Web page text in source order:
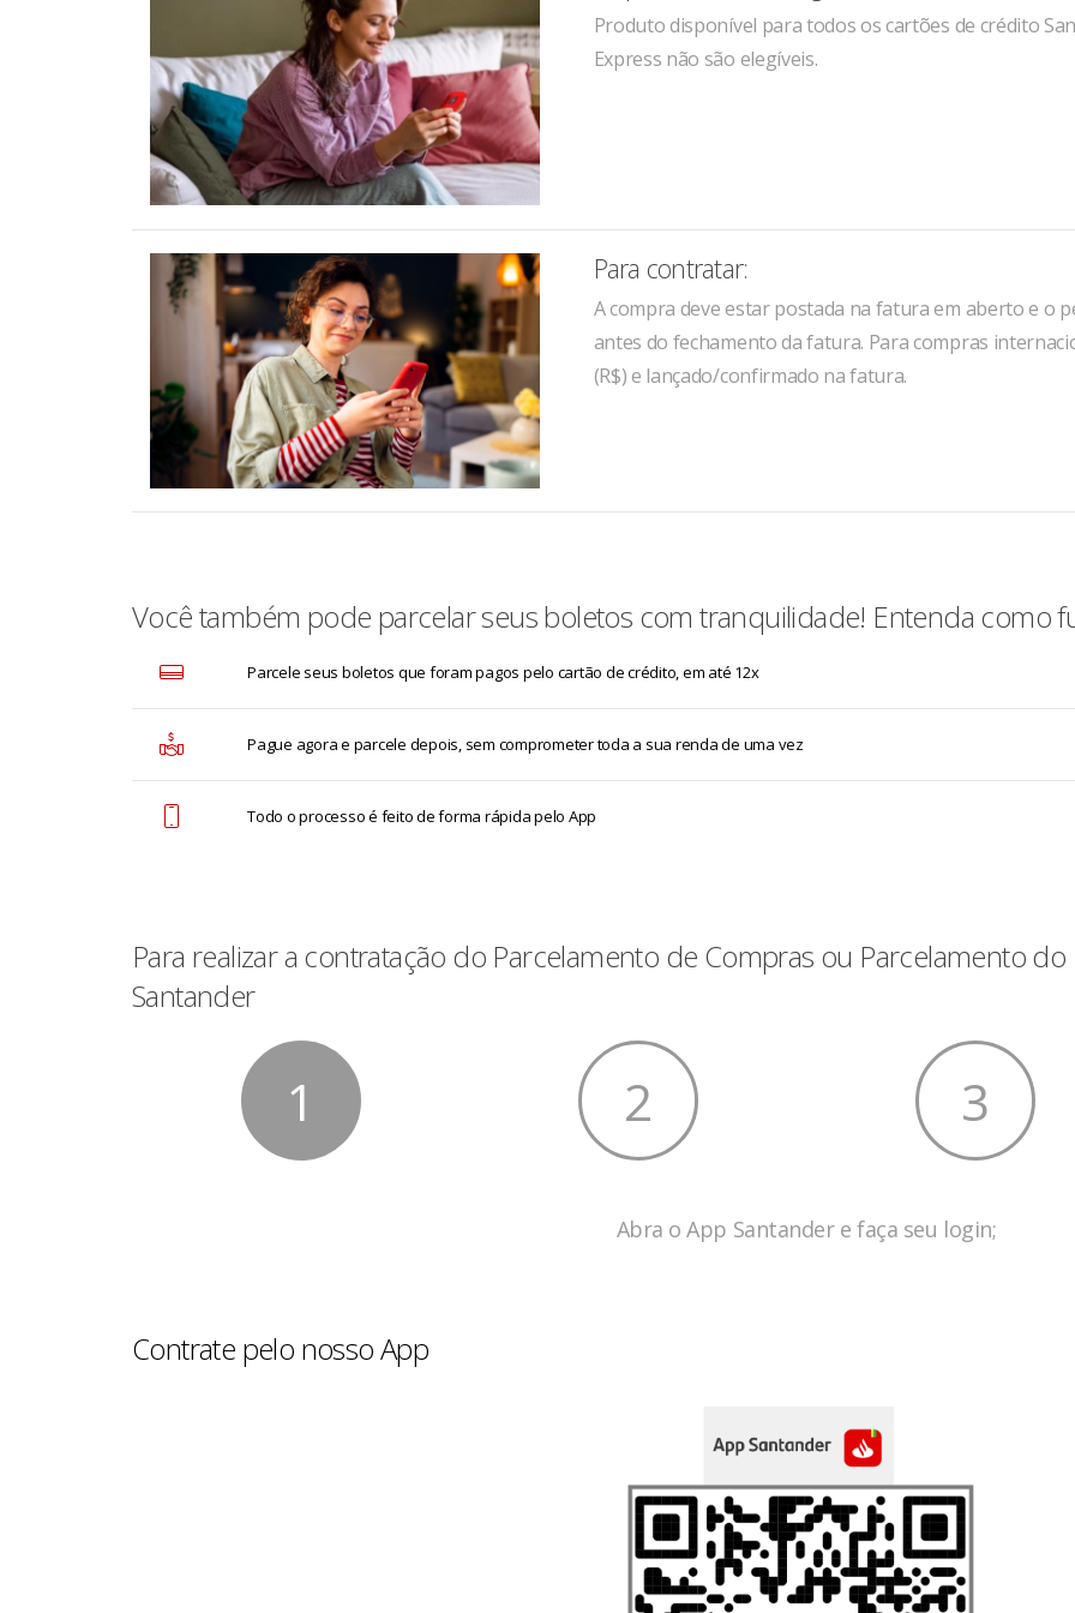
Produto disponível para todos os cartões de crédito
Express não são elegíveis.
Para contratar:
A compra deve estar postada na fatura em aberto e o
antes do fechamento da fatura. Para compras
(R$) e lançado/confirmado na fatura.
Você também pode parcelar seus boletos com tranquilidade! Entenda como
Parcele seus boletos que foram pagos pelo cartão de crédito, em até 12x
Pague agora e parcele depois, sem comprometer toda a sua renda de uma vez
Todo o processo é feito de forma rápida pelo App
Para realizar a contratação do Parcelamento de Compras ou Parcelamento
Santander
1 2 3
Abra o App Santander e faça seu login;
Contrate pelo nosso App